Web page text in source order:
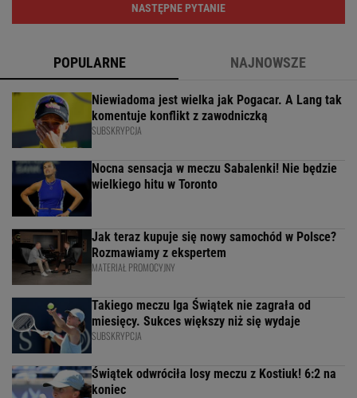
NASTĘPNE PYTANIE
POPULARNE NAJNOWSZE
Niewiadoma jest wielka jak Pogacar. A Lang tak
komentuje konflikt z zawodniczką
SUBSKRYPCJA
Nocna sensacja w meczu Sabalenki! Nie będzie
wielkiego hitu w Toronto
Jak teraz kupuje się nowy samochód w Polsce?
Rozmawiamy z ekspertem
MATERIAŁ PROMOCYJNY
Takiego meczu Iga Świątek nie zagrała od
miesięcy. Sukces większy niż się wydaje
SUBSKRYPCJA
Świątek odwróciła losy meczu z Kostiuk! 6:2 na
koniec